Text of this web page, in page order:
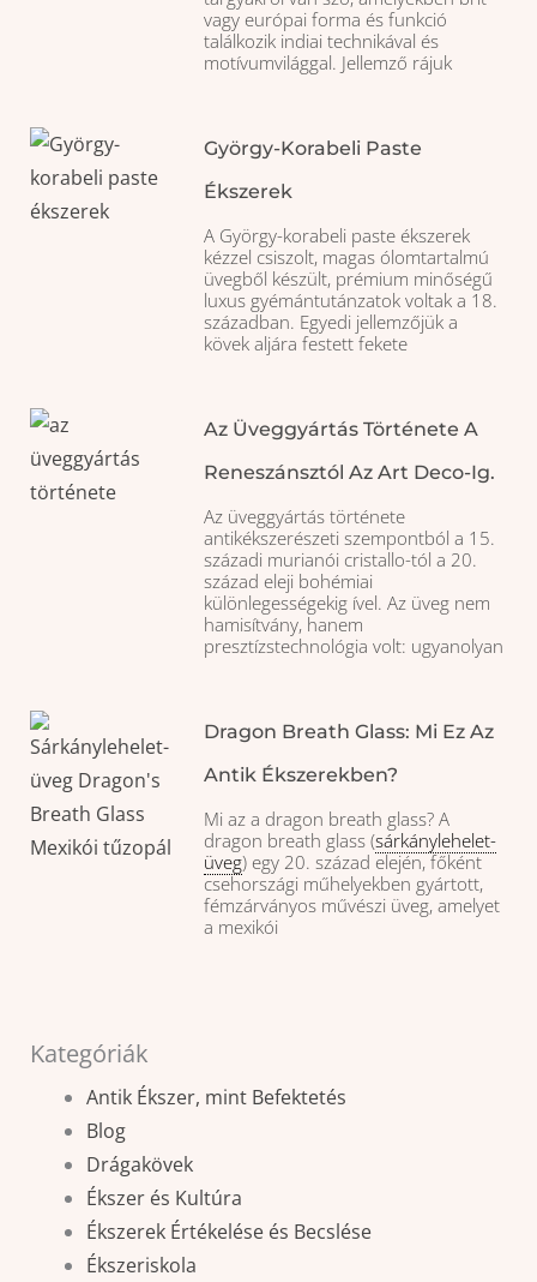
vagy európai forma és funkció
találkozik indiai technikával és
motívumvilággal. Jellemző rájuk
György-Korabeli Paste
Ékszerek
A György-korabeli paste ékszerek
kézzel csiszolt, magas ólomtartalmú
üvegből készült, prémium minőségű
luxus gyémántutánzatok voltak a 18.
században. Egyedi jellemzőjük a
kövek aljára festett fekete
Az Üveggyártás Története A
Reneszánsztól Az Art Deco-Ig.
Az üveggyártás története
antikékszerészeti szempontból a 15.
századi murianói cristallo-tól a 20.
század eleji bohémiai
különlegességekig ível. Az üveg nem
hamisítvány, hanem
presztízstechnológia volt: ugyanolyan
Dragon Breath Glass: Mi Ez Az
Antik Ékszerekben?
Mi az a dragon breath glass? A
dragon breath glass (sárkánylehelet-
üveg) egy 20. század elején, főként
csehországi műhelyekben gyártott,
fémzárványos művészi üveg, amelyet
a mexikói
Kategóriák
Antik Ékszer, mint Befektetés
Blog
Drágakövek
Ékszer és Kultúra
Ékszerek Értékelése és Becslése
Ékszeriskola